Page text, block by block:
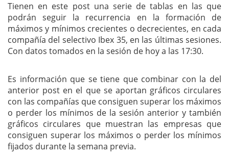
Tienen en este post una serie de tablas en las que
podrán seguir la recurrencia en la formación de
máximos y mínimos crecientes o decrecientes, en cada
compañía del selectivo Ibex 35, en las últimas sesiones.
Con datos tomados en la sesión de hoy a las 17:30.
Es información que se tiene que combinar con la del
anterior post en el que se aportan gráficos circulares
con las compañías que consiguen superar los máximos
o perder los mínimos de la sesión anterior y también
gráficos circulares que muestran las empresas que
consiguen superar los máximos o perder los mínimos
fijados durante la semana previa.